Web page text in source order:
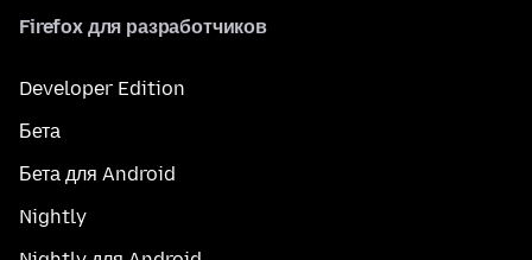
Firefox для разработчиков
Developer Edition
Бета
Бета для Android
Nightly